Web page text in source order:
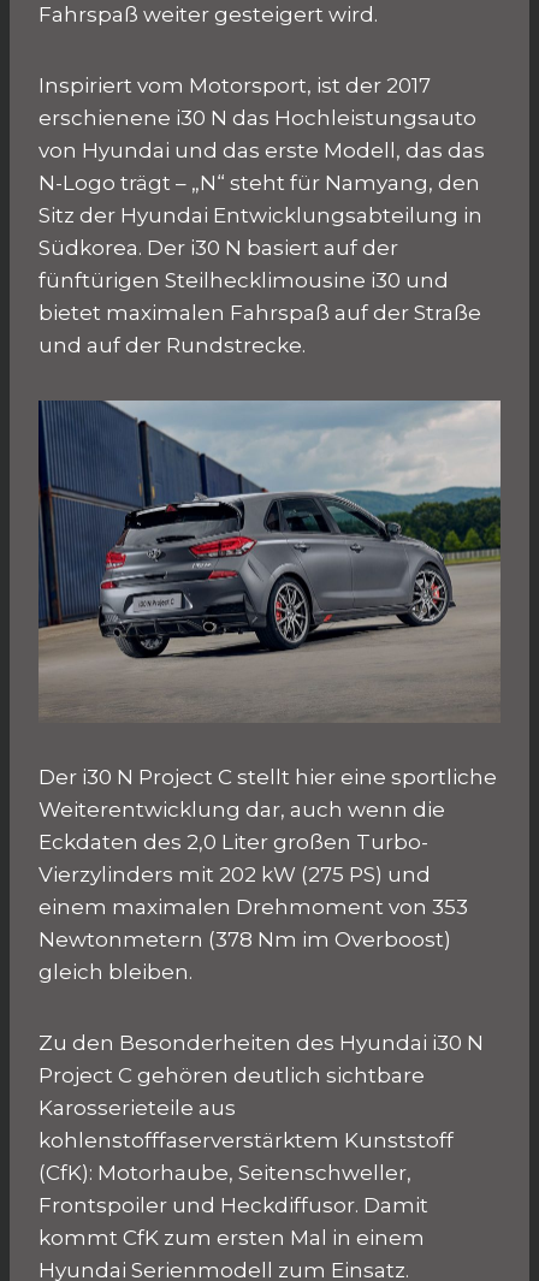
Fahrspaß weiter gesteigert wird.
Inspiriert vom Motorsport, ist der 2017
erschienene i30 N das Hochleistungsauto
von Hyundai und das erste Modell, das das
N-Logo trägt – „N“ steht für Namyang, den
Sitz der Hyundai Entwicklungsabteilung in
Südkorea. Der i30 N basiert auf der
fünftürigen Steilhecklimousine i30 und
bietet maximalen Fahrspaß auf der Straße
und auf der Rundstrecke.
Der i30 N Project C stellt hier eine sportliche
Weiterentwicklung dar, auch wenn die
Eckdaten des 2,0 Liter großen Turbo-
Vierzylinders mit 202 kW (275 PS) und
einem maximalen Drehmoment von 353
Newtonmetern (378 Nm im Overboost)
gleich bleiben.
Zu den Besonderheiten des Hyundai i30 N
Project C gehören deutlich sichtbare
Karosserieteile aus
kohlenstofffaserverstärktem Kunststoff
(CfK): Motorhaube, Seitenschweller,
Frontspoiler und Heckdiffusor. Damit
kommt CfK zum ersten Mal in einem
Hyundai Serienmodell zum Einsatz.